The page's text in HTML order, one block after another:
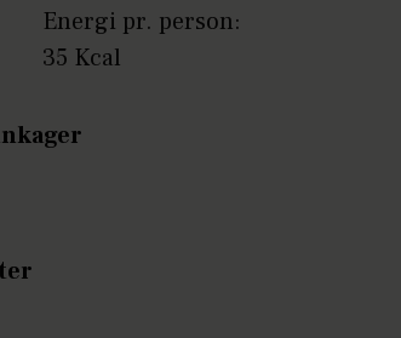
Energi pr. person:
35 Kcal